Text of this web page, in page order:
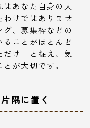
あなた自身の人
わけではありませ
、募集枠などの
ことがほとんど
だけ」と捉え、気
が大切です。
隅に置く